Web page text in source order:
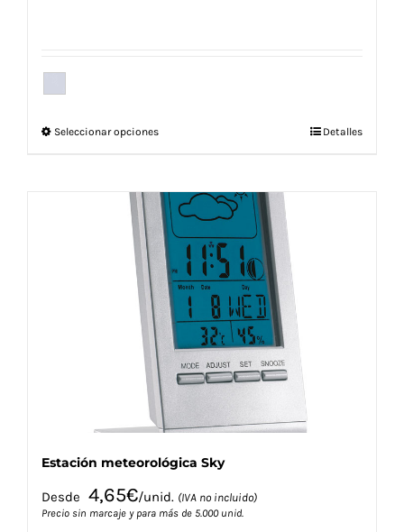
Seleccionar opcionesEste
múltiples
variantes.
Las
opciones
se
pueden
elegir
en
página
de
producto
Detalles
Estación meteorológica Sky
Desde 4,65€/unid. (IVA no incluido)
Precio sin marcaje y para más de 5.000 unid.